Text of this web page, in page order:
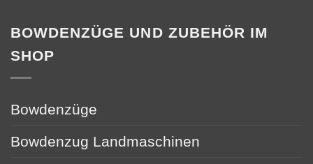
BOWDENZÜGE UND ZUBEHÖR IM
SHOP
Bowdenzüge
Bowdenzug Landmaschinen